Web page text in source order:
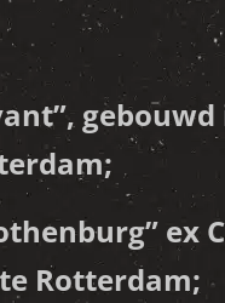
”,
” ex
Rotterdam;